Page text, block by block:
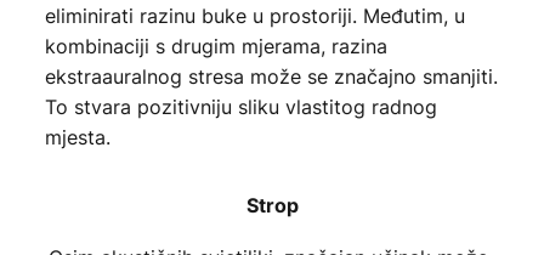
eliminirati razinu buke u prostoriji. Međutim, u
kombinaciji s drugim mjerama, razina
ekstraauralnog stresa može se značajno smanjiti.
To stvara pozitivniju sliku vlastitog radnog
mjesta.
Strop